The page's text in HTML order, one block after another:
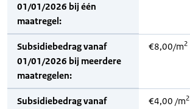
01/01/2026 bij één
maatregel:
Subsidiebedrag vanaf
01/01/2026 bij meerdere
maatregelen:
€8,00/m2
Subsidiebedrag vanaf
€4,00 /m2